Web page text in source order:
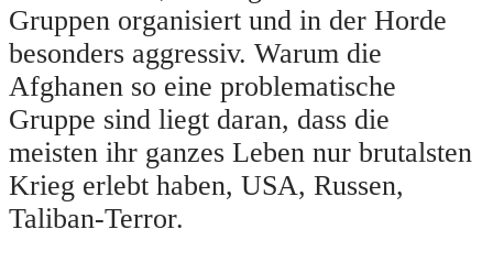
Gruppen organisiert und in der Horde
besonders aggressiv. Warum die
Afghanen so eine problematische
Gruppe sind liegt daran, dass die
meisten ihr ganzes Leben nur brutalsten
Krieg erlebt haben, USA, Russen,
Taliban-Terror.